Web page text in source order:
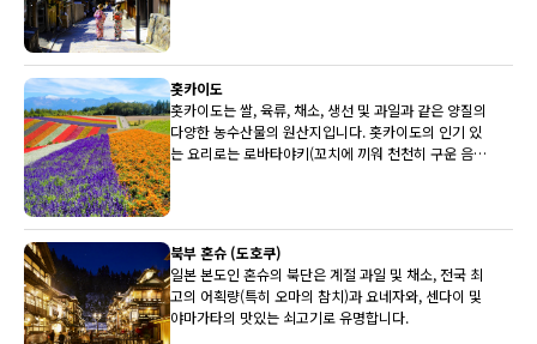
홋카이도
홋카이도는 쌀, 육류, 채소, 생선 및 과일과 같은 양질의
다양한 농수산물의 원산지입니다. 홋카이도의 인기 있
는 요리로는 로바타야키(꼬치에 끼워 천천히 구운 음
북부 혼슈 (도호쿠)
일본 본도인 혼슈의 북단은 계절 과일 및 채소, 전국 최
고의 어획량(특히 오마의 참치)과 요네자와, 센다이 및
야마가타의 맛있는 쇠고기로 유명합니다.